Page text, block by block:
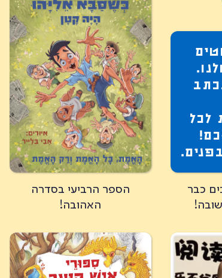
הספר הרביעי בסדרה
האהובה!
לכל
כבר